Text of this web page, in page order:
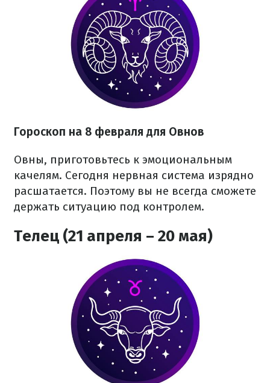
Гороскоп на 8 февраля для Овнов
Овны, приготовьтесь к эмоциональным
качелям. Сегодня нервная система изрядно
расшатается. Поэтому вы не всегда сможете
держать ситуацию под контролем.
Телец (21 апреля – 20 мая)